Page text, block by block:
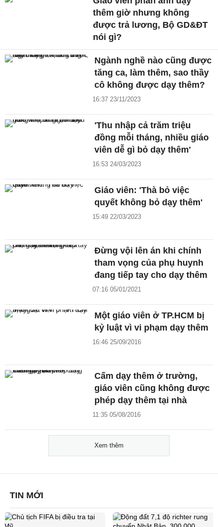
thêm giờ nhưng không
được trả lương, Bộ GD&ĐT
nói gì?
Ngành nghề nào cũng được
tăng ca, làm thêm, sao thầy
cô không được dạy thêm?
16:37 23/11/2023
'Thu nhập cả trăm triệu
đồng mỗi tháng, nhiều giáo
viên dễ gì bỏ dạy thêm'
16:53 24/03/2023
Giáo viên: 'Thà bỏ việc
quyết không bỏ dạy thêm'
15:49 22/03/2023
Đừng vội lên án khi chính
tham vọng của phụ huynh
đang tiếp tay cho dạy thêm
07:16 05/01/2021
Một giáo viên ở TP.HCM bị
kỷ luật vì vi phạm dạy thêm
16:46 25/09/2016
Cấm dạy thêm ở trường,
giáo viên cũng không được
phép dạy thêm tại nhà
11:35 05/08/2016
Xem thêm
TIN MỚI